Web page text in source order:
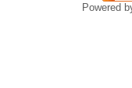
Powered